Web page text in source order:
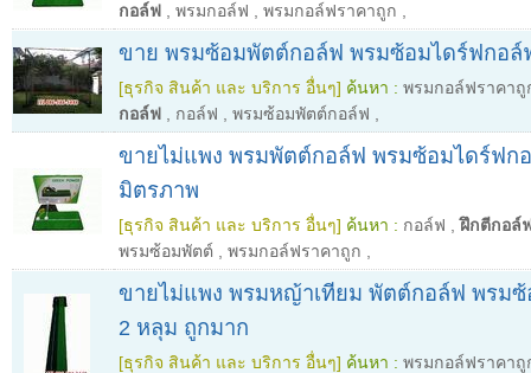
กอล์ฟ
พรมกอล์ฟ พรมกอล์ฟราคาถูก
ขาย พรมซ้อมพัตต์กอล์ฟ พรมซ้อมไดร์ฟกอล์
[ธุรกิจ สินค้า และ บริการ อื่นๆ] ค้นหา : พรมกอล์ฟราคาถู
กอล์ฟ
กอล์ฟ พรมซ้อมพัตต์กอล์ฟ
ขายไม่แพง พรมพัตต์กอล์ฟ พรมซ้อมไดร์ฟก
มิตรภาพ
[ธุรกิจ สินค้า และ บริการ อื่นๆ] ค้นหา : กอล์ฟ ,ฝึกตีกอล์
พรมซ้อมพัตต์
พรมกอล์ฟราคาถูก
ขายไม่แพง พรมหญ้าเทียม พัตต์กอล์ฟ พรม
2 หลุม ถูกมาก
[ธุรกิจ สินค้า และ บริการ อื่นๆ] ค้นหา : พรมกอล์ฟราคาถู